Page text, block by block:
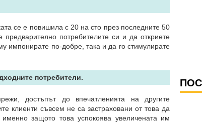
се е повишила с 20 на сто през последните 50
потребителите си и да откриете
импонирате по-добре, така и да го стимулирате
потребители.
достъпът до впечатленията на другите
клиенти съвсем не са застраховани от това да
защото това успокоява увеличената им